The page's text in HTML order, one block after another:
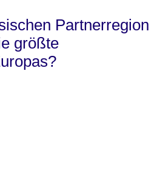
Partnerregion
größte